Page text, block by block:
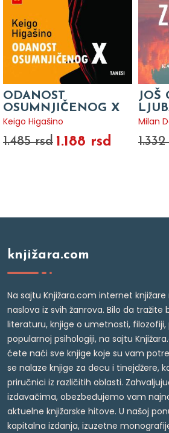
ODANOST
OSUMNJIČENOG X
Keigo Higašino
1.485 rsd 1.188 rsd
JOŠ
Milan
knjižara.com
Na sajtu Knjižara.com internet
naslova iz svih žanrova. Bilo da tražite
literaturu, knjige o umetnosti, filozofiji,
popularnoj psihologiji, na sajtu
ćete naći sve knjige koje su vam
se nalaze knjige za decu i tinejdžere,
priručnici iz različitih oblasti.
izdavačima, obezbeđujemo vam
aktuelne knjižarske hitove. U našoj
kapitalna izdanja, izuzetne